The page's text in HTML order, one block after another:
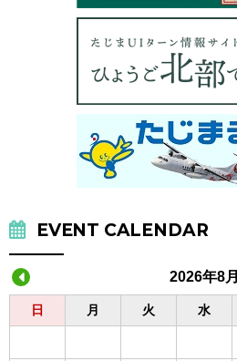
EVENT CALENDAR
2026年8月
日 月 火 水